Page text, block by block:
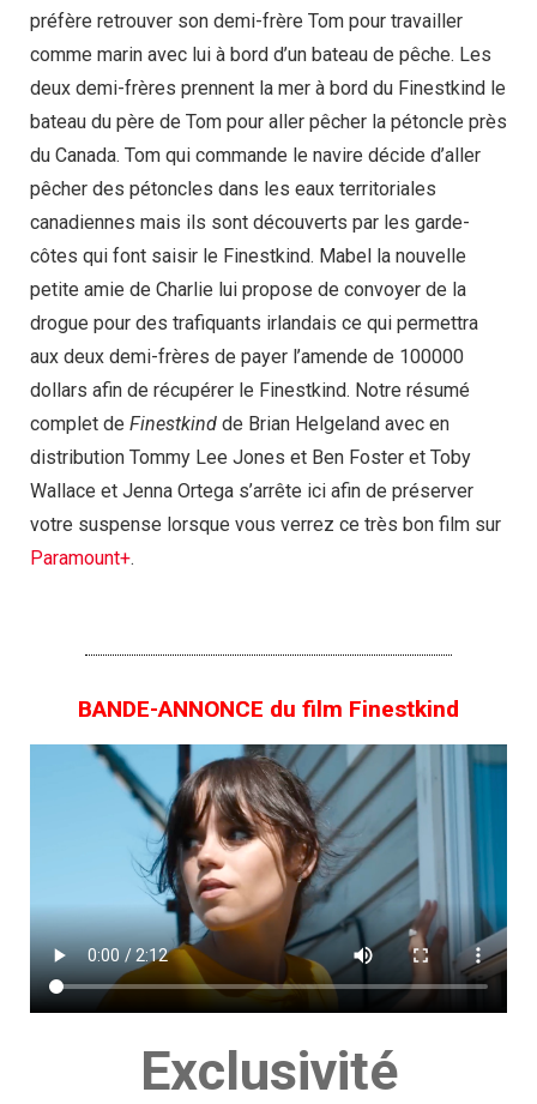
préfère retrouver son demi-frère Tom pour travailler
comme marin avec lui à bord d’un bateau de pêche. Les
deux demi-frères prennent la mer à bord du Finestkind le
bateau du père de Tom pour aller pêcher la pétoncle près
du Canada. Tom qui commande le navire décide d’aller
pêcher des pétoncles dans les eaux territoriales
canadiennes mais ils sont découverts par les garde-
côtes qui font saisir le Finestkind. Mabel la nouvelle
petite amie de Charlie lui propose de convoyer de la
drogue pour des trafiquants irlandais ce qui permettra
aux deux demi-frères de payer l’amende de 100000
dollars afin de récupérer le Finestkind. Notre résumé
complet de Finestkind de Brian Helgeland avec en
distribution Tommy Lee Jones et Ben Foster et Toby
Wallace et Jenna Ortega s’arrête ici afin de préserver
votre suspense lorsque vous verrez ce très bon film sur
Paramount+.
BANDE-ANNONCE du film Finestkind
Exclusivité